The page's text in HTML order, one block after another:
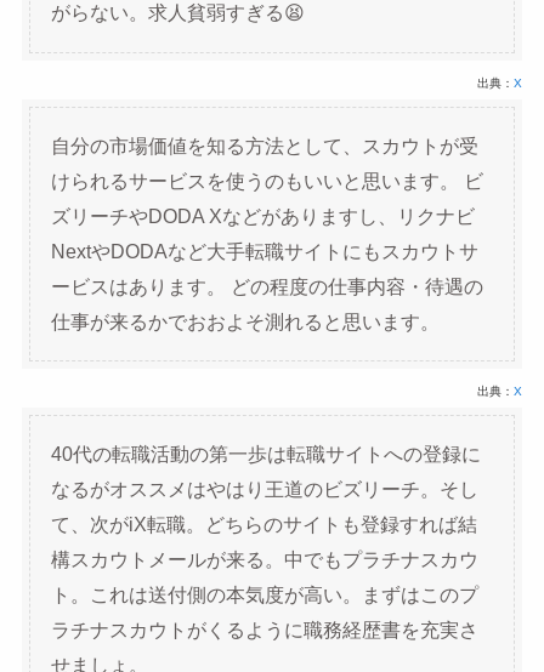
がらない。求人貧弱すぎる😫
出典：X
自分の市場価値を知る方法として、スカウトが受
けられるサービスを使うのもいいと思います。 ビ
ズリーチやDODA Xなどがありますし、リクナビ
NextやDODAなど大手転職サイトにもスカウトサ
ービスはあります。 どの程度の仕事内容・待遇の
仕事が来るかでおおよそ測れると思います。
出典：X
40代の転職活動の第一歩は転職サイトへの登録に
なるがオススメはやはり王道のビズリーチ。そし
て、次がiX転職。どちらのサイトも登録すれば結
構スカウトメールが来る。中でもプラチナスカウ
ト。これは送付側の本気度が高い。まずはこのプ
ラチナスカウトがくるように職務経歴書を充実さ
せましょ。